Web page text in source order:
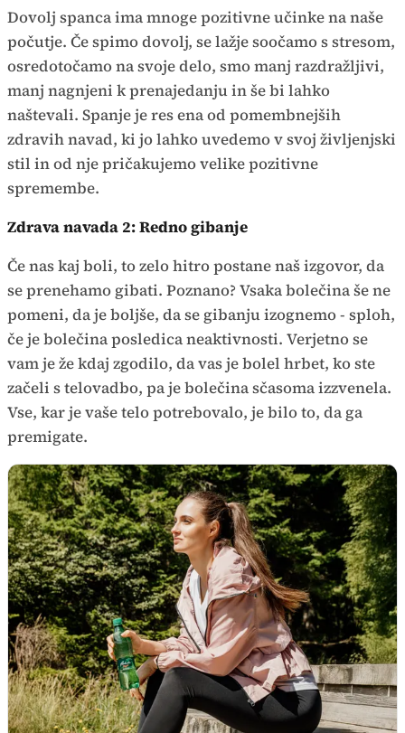
Dovolj spanca ima mnoge pozitivne učinke na naše
počutje. Če spimo dovolj, se lažje soočamo s stresom,
osredotočamo na svoje delo, smo manj razdražljivi,
manj nagnjeni k prenajedanju in še bi lahko
naštevali. Spanje je res ena od pomembnejših
zdravih navad, ki jo lahko uvedemo v svoj življenjski
stil in od nje pričakujemo velike pozitivne
spremembe.
Zdrava navada 2: Redno gibanje
Če nas kaj boli, to zelo hitro postane naš izgovor, da
se prenehamo gibati. Poznano? Vsaka bolečina še ne
pomeni, da je boljše, da se gibanju izognemo - sploh,
če je bolečina posledica neaktivnosti. Verjetno se
vam je že kdaj zgodilo, da vas je bolel hrbet, ko ste
začeli s telovadbo, pa je bolečina sčasoma izzvenela.
Vse, kar je vaše telo potrebovalo, je bilo to, da ga
premigate.